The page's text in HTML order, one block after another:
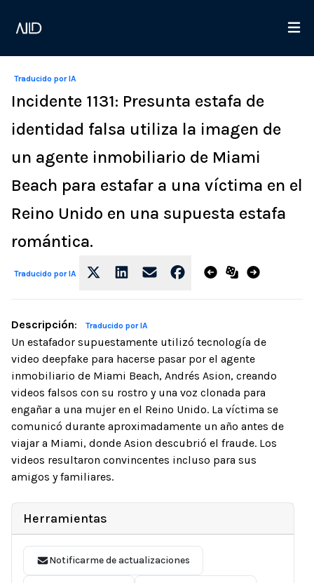
Traducido por IA
Incidente 1131: Presunta estafa de
identidad falsa utiliza la imagen de
un agente inmobiliario de Miami
Beach para estafar a una víctima en el
Reino Unido en una supuesta estafa
romántica.
Traducido por IA
Descripción: Traducido por IA
Un estafador supuestamente utilizó tecnología de
video deepfake para hacerse pasar por el agente
inmobiliario de Miami Beach, Andrés Asion, creando
videos falsos con su rostro y una voz clonada para
engañar a una mujer en el Reino Unido. La víctima se
comunicó durante aproximadamente un año antes de
viajar a Miami, donde Asion descubrió el fraude. Los
videos resultaron convincentes incluso para sus
amigos y familiares.
Herramientas
Notificarme de actualizaciones